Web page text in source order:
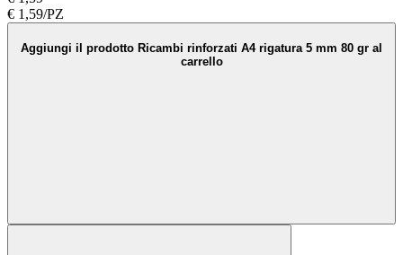
€ 1,59/PZ
Aggiungi il prodotto Ricambi rinforzati A4 rigatura 5 mm 80 gr al
carrello